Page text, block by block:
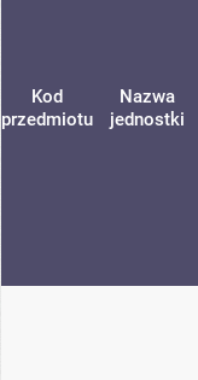
Kod
przedmiotu
Nazwa
jednostki